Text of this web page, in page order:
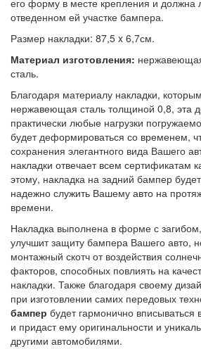
его форму в месте крепления и должна
отведенном ей участке бампера.
Размер накладки: 87,5 x 6,7см.
Материал изготовления:
сталь.
Благодаря материалу накладки,
нержавеющая сталь толщиной 0,8, эта
практически любые нагрузки
будет деформироваться со временем,
сохранения элегантного вида Вашего
накладки отвечает всем сертификатам
этому, накладка на задний бампер
надежно служить Вашему авто на
времени.
Накладка выполнена в форме с
улучшит защиту бампера Вашего авто,
монтажный скотч от воздействия
факторов, способных повлиять на
накладки. Также благодаря своему
при изготовлении самих передовых
бампер будет гармонично вписываться
и придаст ему оригинальности и
другими автомобилями.